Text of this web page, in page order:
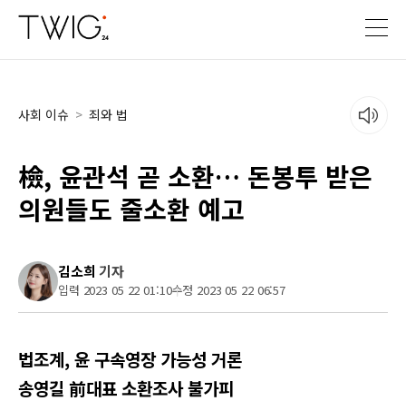
사회 이슈 > 죄와 법
檢, 윤관석 곧 소환… 돈봉투 받은
의원들도 줄소환 예고
김소희 기자
입력 2023 05 22 01:10수정 2023 05 22 06:57
법조계, 윤 구속영장 가능성 거론
송영길 前대표 소환조사 불가피